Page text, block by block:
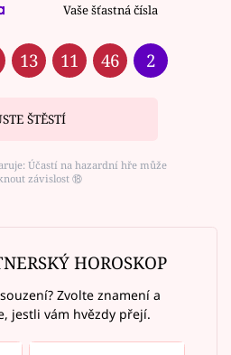
Vaše šťastná čísla
13 11 46 2
ŠTĚSTÍ
Účastí na hazardní hře může
závislost ⑱
HOROSKOP
Zvolte znamení a
jestli vám hvězdy přejí.